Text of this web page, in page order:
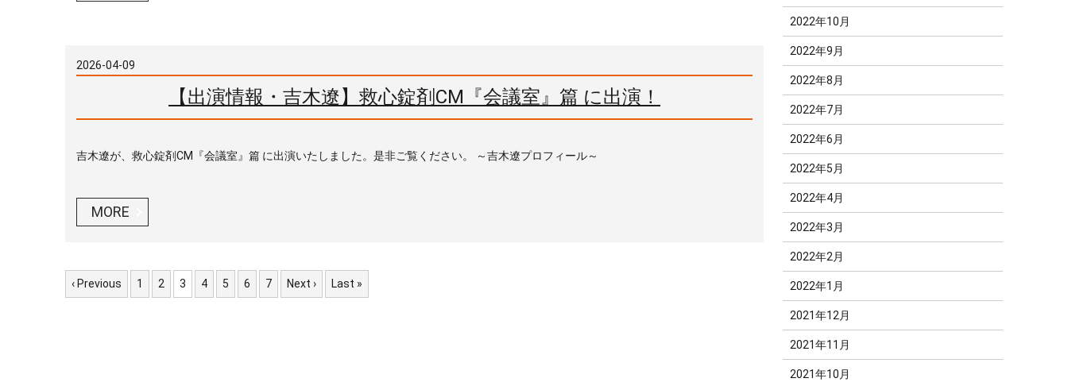
2026-04-09
【出演情報・吉木遼】救心錠剤CM『会議室』篇 に出演！
吉木遼が、救心錠剤CM『会議室』篇 に出演いたしました。是非ご覧ください。 ～吉木遼プロフィール～
MORE
‹ Previous 1 2 3 4 5 6 7 Next › Last »
2022年10月
2022年9月
2022年8月
2022年7月
2022年6月
2022年5月
2022年4月
2022年3月
2022年2月
2022年1月
2021年12月
2021年11月
2021年10月